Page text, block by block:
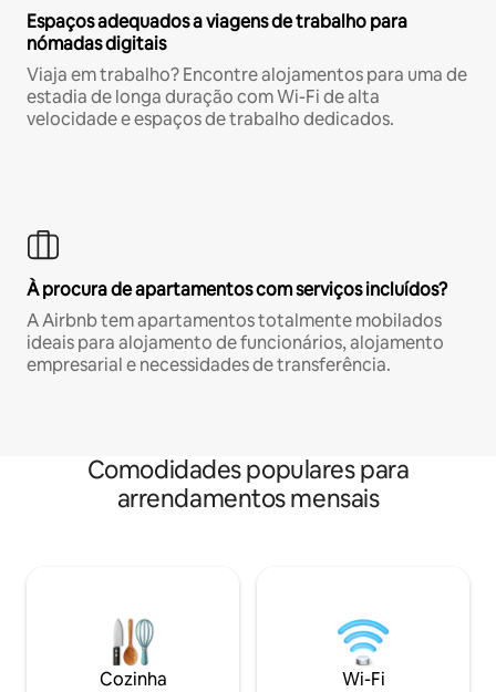
Espaços adequados a viagens de trabalho para
nómadas digitais
Viaja em trabalho? Encontre alojamentos para uma de
estadia de longa duração com Wi-Fi de alta
velocidade e espaços de trabalho dedicados.
À procura de apartamentos com serviços incluídos?
A Airbnb tem apartamentos totalmente mobilados
ideais para alojamento de funcionários, alojamento
empresarial e necessidades de transferência.
Comodidades populares para
arrendamentos mensais
Cozinha Wi-Fi